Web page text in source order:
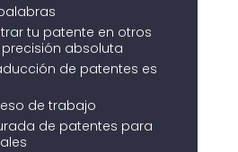
tu patente en otros
absoluta
de patentes es
de trabajo
de patentes para